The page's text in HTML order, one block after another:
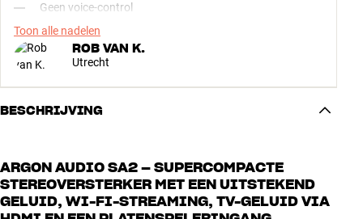
Geen voice-control
Toon alle nadelen
ROB VAN K.
Utrecht
BESCHRIJVING
ARGON AUDIO SA2 – SUPERCOMPACTE
STEREOVERSTERKER MET EEN UITSTEKEND
GELUID, WI-FI-STREAMING, TV-GELUID VIA